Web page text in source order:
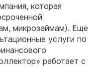
которая
микрозаймам). Еще
услуги по
работает с